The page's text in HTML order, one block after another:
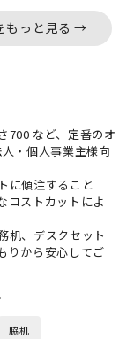
もっと見る →
700 など、定番のオ
・個人事業主様向
に傾注すること
コストカットによ
机、デスクセット
りから安心してご
脇机